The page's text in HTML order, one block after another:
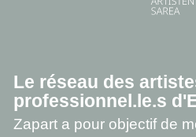
Le réseau des
professionnel.le.s
Zapart a pour objectif de